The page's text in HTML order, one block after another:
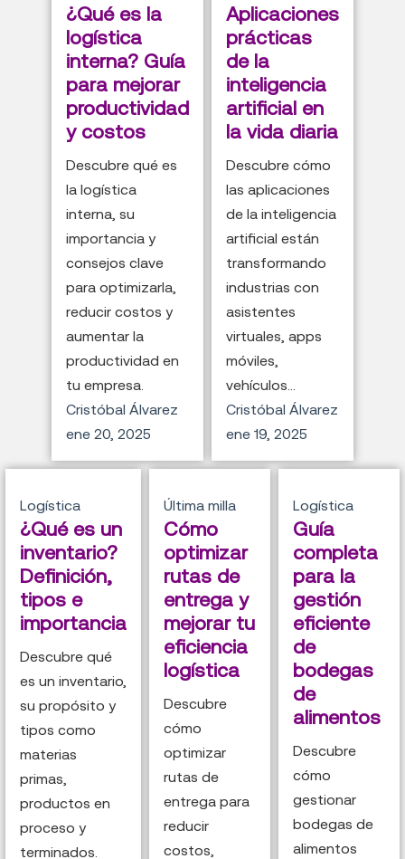
¿Qué es la
logística
interna? Guía
para mejorar
productividad
y costos
Descubre qué es
la logística
interna, su
importancia y
consejos clave
para optimizarla,
reducir costos y
aumentar la
productividad en
tu empresa.
Cristóbal Álvarez
ene 20, 2025
Aplicaciones
prácticas
de la
inteligencia
artificial en
la vida diaria
Descubre cómo
las aplicaciones
de la inteligencia
artificial están
transformando
industrias con
asistentes
virtuales, apps
móviles,
vehículos...
Cristóbal Álvarez
ene 19, 2025
Logística
¿Qué es un
inventario?
Definición,
tipos e
importancia
Descubre qué
es un inventario,
su propósito y
tipos como
materias
primas,
productos en
proceso y
terminados.
Última milla
Cómo
optimizar
rutas de
entrega y
mejorar tu
eficiencia
logística
Descubre
cómo
optimizar
rutas de
entrega para
reducir
costos,
Logística
Guía
completa
para la
gestión
eficiente
de
bodegas
de
alimentos
Descubre
cómo
gestionar
bodegas de
alimentos